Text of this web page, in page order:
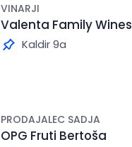
VINARJI
Valenta Family Wines
Kaldir 9a
PRODAJALEC SADJA
OPG Fruti Bertoša